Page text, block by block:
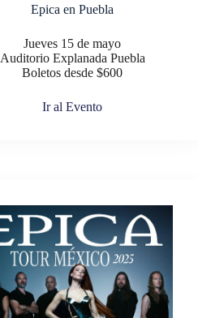
Epica en Puebla
Jueves 15 de mayo
Auditorio Explanada Puebla
Boletos desde $600
Ir al Evento